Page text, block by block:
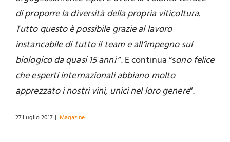
di proporre la diversità della propria viticoltura.
Tutto questo è possibile grazie al lavoro
instancabile di tutto il team e all’impegno sul
biologico da quasi 15 anni”. E continua “sono felice
che esperti internazionali abbiano molto
apprezzato i nostri vini, unici nel loro genere”.
27 Luglio 2017 | Magazine